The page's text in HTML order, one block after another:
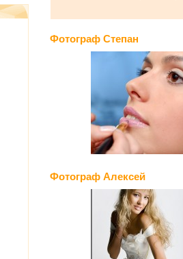
Фотограф Cтепан
Фотограф Алексей